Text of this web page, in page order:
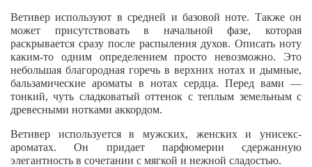
Ветивер используют в средней и базовой ноте. Также он
может присутствовать в начальной фазе, которая
раскрывается сразу после распыления духов. Описать ноту
каким-то одним определением просто невозможно. Это
небольшая благородная горечь в верхних нотах и дымные,
бальзамические ароматы в нотах сердца. Перед вами —
тонкий, чуть сладковатый оттенок с теплым земельным с
древесными нотками аккордом.
Ветивер используется в мужских, женских и унисекс-
ароматах. Он придает парфюмерии сдержанную
элегантность в сочетании с мягкой и нежной сладостью.